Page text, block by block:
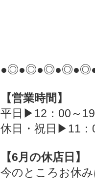
【営業時間】
平日▶12：00～
休日・祝日▶11：
【6月の休店日】
今のところお休